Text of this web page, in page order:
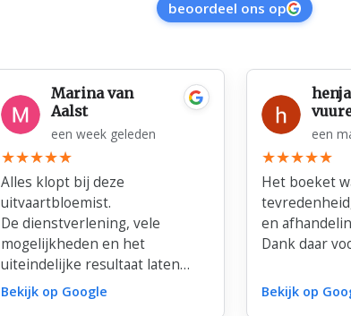
beoordeel ons op
Marina van
Aalst
een week geleden
Alles klopt bij deze
uitvaartbloemist.
De dienstverlening, vele
mogelijkheden en het
uiteindelijke resultaat laten
niets te wensen over.
Dank voor jullie fantastische
Bekijk op Google
een
Het boeket
en
Dank daar
Bekijk op